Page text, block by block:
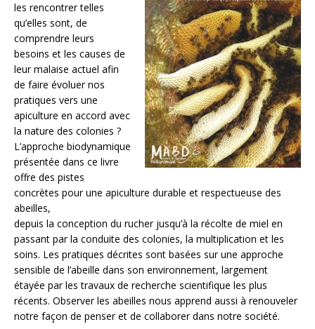
les rencontrer telles
qu’elles sont, de
comprendre leurs
besoins et les causes de
leur malaise actuel afin
de faire évoluer nos
pratiques vers une
apiculture en accord avec
la nature des colonies ?
L’approche biodynamique
présentée dans ce livre
offre des pistes
concrètes pour une apiculture durable et respectueuse des
abeilles,
depuis la conception du rucher jusqu’à la récolte de miel en
passant par la conduite des colonies, la multiplication et les
soins. Les pratiques décrites sont basées sur une approche
sensible de l’abeille dans son environnement, largement
étayée par les travaux de recherche scientifique les plus
récents. Observer les abeilles nous apprend aussi à renouveler
notre façon de penser et de collaborer dans notre société.